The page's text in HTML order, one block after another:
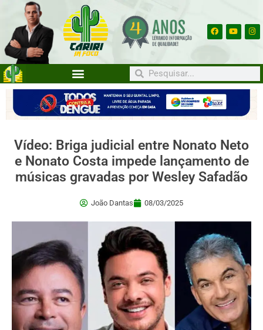
Vídeo: Briga judicial entre Nonato Neto
e Nonato Costa impede lançamento de
músicas gravadas por Wesley Safadão
João Dantas 08/03/2025